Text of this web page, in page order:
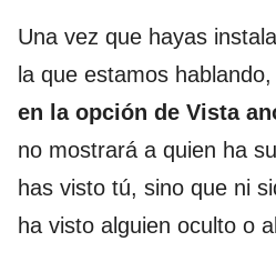
Una vez que hayas
la que estamos
en la opción de Vista
no mostrará a quien ha
has visto tú, sino que ni
ha visto alguien oculto o